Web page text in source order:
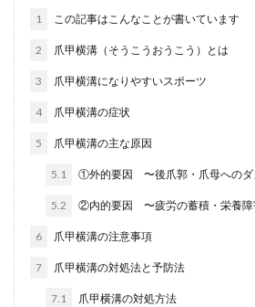
1 この記事はこんなことが書いています
2 爪甲横溝（そうこうおうこう）とは
3 爪甲横溝になりやすいスポーツ
4 爪甲横溝の症状
5 爪甲横溝の主な原因
5.1 ①外的要因 〜後爪郭・爪母へのダ
5.2 ②内的要因 〜疲労の蓄積・栄養障
6 爪甲横溝の注意事項
7 爪甲横溝の対処法と予防法
7.1 爪甲横溝の対処方法